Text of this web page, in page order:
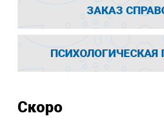
ЗАКАЗ
Скоро